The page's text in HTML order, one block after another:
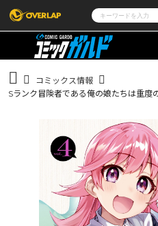
コミック
コミッククリエ
LiQulle
ラブパルフェ
その他
会社概要
採用情報
アクセス
オーバーラップホールディングス
オーバーラ
オーバーラ
コミックス情報
Sランク冒険者である俺の娘たちは重度